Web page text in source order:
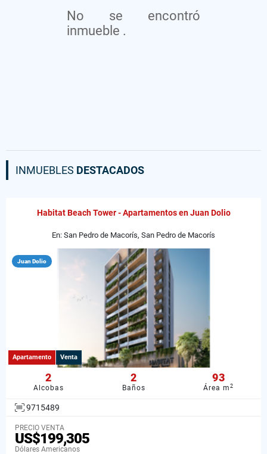
No se encontró
inmueble .
INMUEBLES DESTACADOS
Habitat Beach Tower - Apartamentos en Juan Dolio
En: San Pedro de Macorís, San Pedro de Macorís
Juan Dolio
Apartamento Venta
2
Alcobas
2
Baños
93
Área m2
9715489
PRECIO VENTA
US$199,305
Dólares Americanos